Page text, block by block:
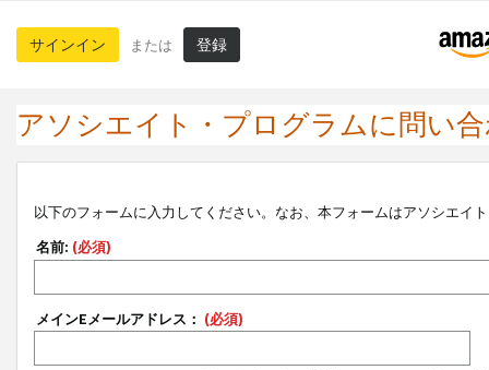
サインイン または 登録
アソシエイト・プログラムに問い
以下のフォームに入力してください。なお、本フォームはアソシエイ
名前: (必須)
メインEメールアドレス： (必須)